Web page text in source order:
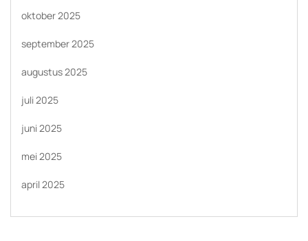
oktober 2025
september 2025
augustus 2025
juli 2025
juni 2025
mei 2025
april 2025